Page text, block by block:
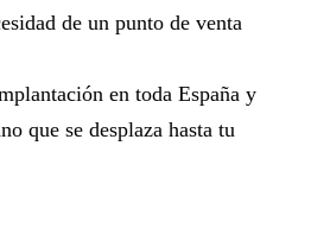
de un punto de venta
en toda España y
que se desplaza hasta tu